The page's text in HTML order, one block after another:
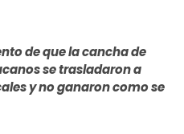
de que la cancha de
se trasladaron a
y no ganaron como se